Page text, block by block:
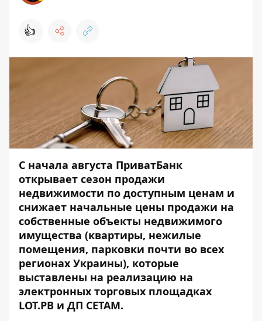
👍
С начала августа ПриватБанк
открывает сезон продажи
недвижимости по доступным ценам и
снижает начальные цены продажи на
собственные объекты недвижимого
имущества (квартиры, нежилые
помещения, парковки почти во всех
регионах Украины), которые
выставлены на реализацию на
электронных торговых площадках
LOT.PB и ДП СЕТАМ.